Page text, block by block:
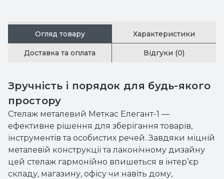
Огляд товару Характеристики
Доставка та оплата Відгуки (0)
Зручність і порядок для будь-якого
простору
Стелаж металевий Меткас Елегант-1 —
ефективне рішення для зберігання товарів,
інструментів та особистих речей. Завдяки міцній
металевій конструкції та лаконічному дизайну
цей стелаж гармонійно впишеться в інтер’єр
складу, магазину, офісу чи навіть дому,